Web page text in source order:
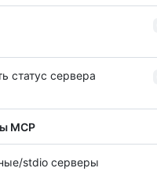
статус сервера
MCP
stdio серверы